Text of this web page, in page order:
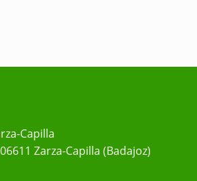
Capilla
Zarza-Capilla (Badajoz)